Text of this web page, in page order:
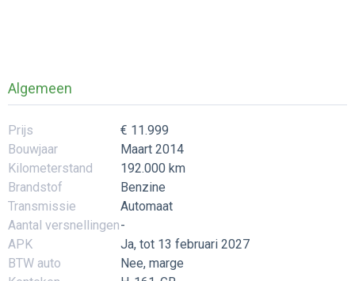
Algemeen
Prijs
€ 11.999
Bouwjaar
Maart 2014
Kilometerstand
192.000 km
Brandstof
Benzine
Transmissie
Automaat
Aantal versnellingen-
APK
Ja, tot 13 februari 2027
BTW auto
Nee, marge